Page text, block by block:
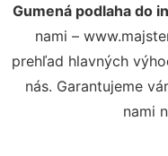
Gumená podlaha do
nami –
prehľad hlavných
nás. Garantujeme
nami